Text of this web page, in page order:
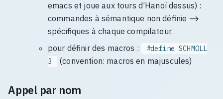
emacs et joue aux tours d’Hanoï dessus) :
commandes à sémantique non définie ⟶
spécifiques à chaque compilateur.
pour définir des macros :
#define SCHMOLL
3
(convention: macros en majuscules)
Appel par nom